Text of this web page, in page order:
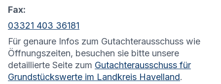
Fax:
03321 403 36181
Für genaure Infos zum Gutachterausschuss wie
Öffnungszeiten, besuchen sie bitte unsere
detaillierte Seite zum Gutachterausschuss für
Grundstückswerte im Landkreis Havelland.